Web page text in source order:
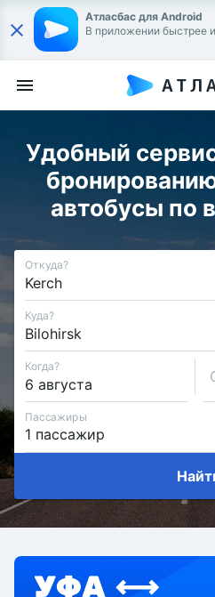
Атласбас для Android
В приложении быстрее
Удобный
автобусы по
Откуда?
Куда?
Когда?
Пассажиры